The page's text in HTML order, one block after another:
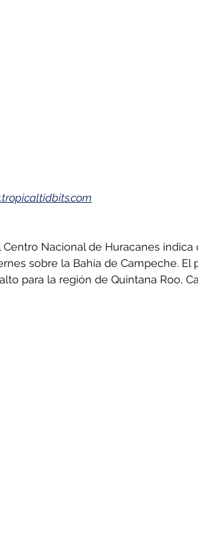
Nacional de Huracanes
sobre la Bahía de Campeche. El
para la región de Quintana Roo,